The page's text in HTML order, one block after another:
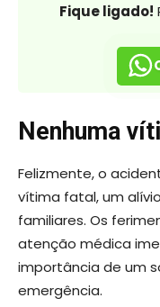
Fique ligado!
Nenhuma
Felizmente, o
vítima fatal, um
familiares. Os
atenção médica
importância de um
emergência.